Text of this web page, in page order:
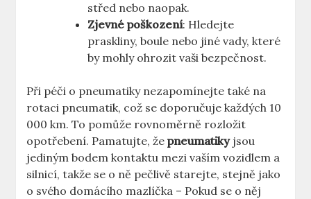
střed nebo naopak.
Zjevné poškození: Hledejte
praskliny, boule nebo jiné vady, které
by mohly ohrozit vaši bezpečnost.
Při péči o pneumatiky nezapomínejte také na
rotaci pneumatik, což se doporučuje každých 10
000 km. To pomůže rovnoměrně rozložit
opotřebení. Pamatujte, žepneumatikyjsou
jediným bodem kontaktu mezi vaším vozidlem a
silnicí, takže se o ně pečlivě starejte, stejně jako
o svého domácího mazlíčka – Pokud se o něj